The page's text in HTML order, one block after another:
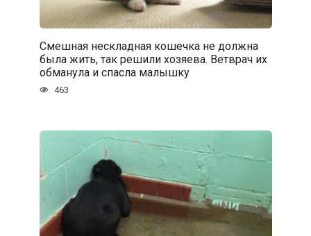
Смешная нескладная кошечка не должна
была жить, так решили хозяева. Ветврач их
обманула и спасла малышку
463